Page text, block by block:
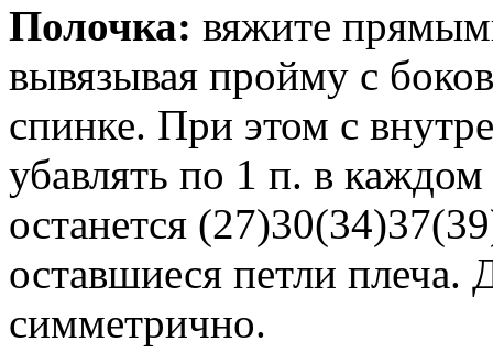
Полочка: вяжите
вывязывая пройму с
спинке. При этом с
убавлять по 1 п. в
останется
оставшиеся петли
симметрично.